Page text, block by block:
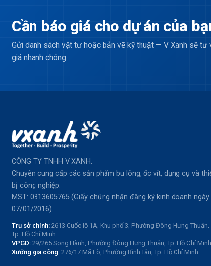
Cần báo giá cho dự án của
Gửi danh sách vật tư hoặc bản vẽ kỹ thuật — V Xanh sẽ tư
giá nhanh chóng.
CÔNG TY TNHH V XANH.
Chuyên cung cấp các sản phẩm bu lông, ốc vít, dụng cụ và
bị công nghiệp.
MST: 0313605765 (Giấy chứng nhận đăng ký kinh doanh ngày
07/01/2016).
Trụ sở chính: 2613 Quốc lộ 1A, Khu phố 3, Phường Đông Hưng Thuận,
Tp. Hồ Chí Minh
VPGD: 29/265 Song Hành, Phường Đông Hưng Thuận, Tp. Hồ Chí Minh
Xưởng gia công: 276/17 Mã Lò, Phường Bình Tân, Tp. Hồ Chí Minh